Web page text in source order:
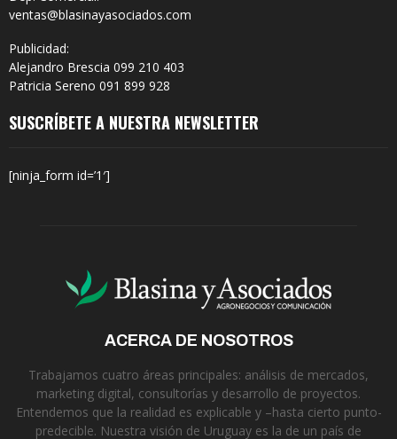
ventas@blasinayasociados.com
Publicidad:
Alejandro Brescia 099 210 403
Patricia Sereno 091 899 928
SUSCRÍBETE A NUESTRA NEWSLETTER
[ninja_form id=’1′]
ACERCA DE NOSOTROS
Trabajamos cuatro áreas principales: análisis de mercados,
marketing digital, consultorías y desarrollo de proyectos.
Entendemos que la realidad es explicable y –hasta cierto punto-
predecible. Nuestra visión de Uruguay es la de un país de